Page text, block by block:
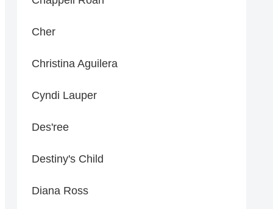
Cher
Christina Aguilera
Cyndi Lauper
Des'ree
Destiny's Child
Diana Ross